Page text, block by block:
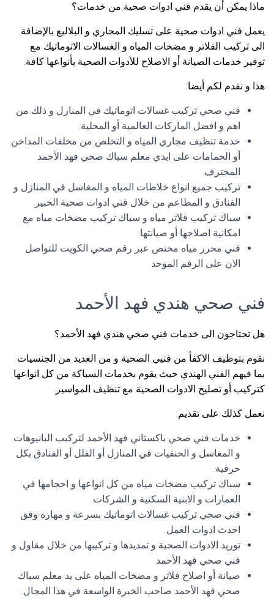
ماذا يمكن أن يقدم فني ادوات صحية من خدمات؟
يعمل فني ادوات صحية على تسليك المجاري و البلاليع بالإضافة
الى تركيب الفلاتر و مضخات المياه و الغسالات الاتوماتيك مع
توفير خدمات الصيانة أو الاصلاح للأدوات الصحية بأنواعها كافة.
هذا و نقدم لكم أيضا:
فني صحي تركيب غسالات اتوماتيك في المنازل و ذلك من
اهم و افضل الماركات العالمية أو المحلية.
خدمة تنظيف مجاري المياه و التخلص من مخلفات المداخن
أو الحمامات على ايدي معلم سباك صحي فهد الأحمد
المحترف.
تركيب جميع انواع خلاطات المياه و المغاسل في المنازل و
الفنادق و المطاعم من خلال فني ادوات صحية الخبير.
سباك تركيب فلاتر مياه و سباك تركيب مضخات مياه مع
امكانية اصلاحها أو صيانتها.
فني محرر مياه مختص عبر رقم صحي الكويت للتواصل
الان على الرقم الموحد
فني صحي هندي فهد الأحمد
هل تحتاجون الى خدمات فني صحي هندي فهد الأحمد؟
نقوم بتوظيف الاكفأ من فنيي الصحية و من العديد من الجنسيات
بما فيهم الفني الهندي حيث يقوم بخدمات السباكة من كل انواعها
كتركيب أو تصليح الادوات الصحية مع تنظيف المواسير.
نعمل كذلك على تقديم:
خدمات فني صحي باكستاني فهد الأحمد لتركيب البانيوهات
و المغاسل و الحنفيات في المنازل أو الفلل أو الفنادق بكل
حرفية.
سباك تركيب مضخات مياه من كل انواعها و احجامها في
العمارات و الابنية السكنية و الشركات.
فني صحي تركيب غسالات اتوماتيك بسرعة و مهارة وفق
احدث ادوات العمل.
توريد الادوات الصحية و تمديدها و تركيبها من خلال مقاول و
فني صحي فهد الأحمد.
صيانة أو اصلاح فلاتر و مضخات المياه على يد معلم سباك
صحي فهد الأحمد صاحب الخبرة الواسعة في هذا المجال.